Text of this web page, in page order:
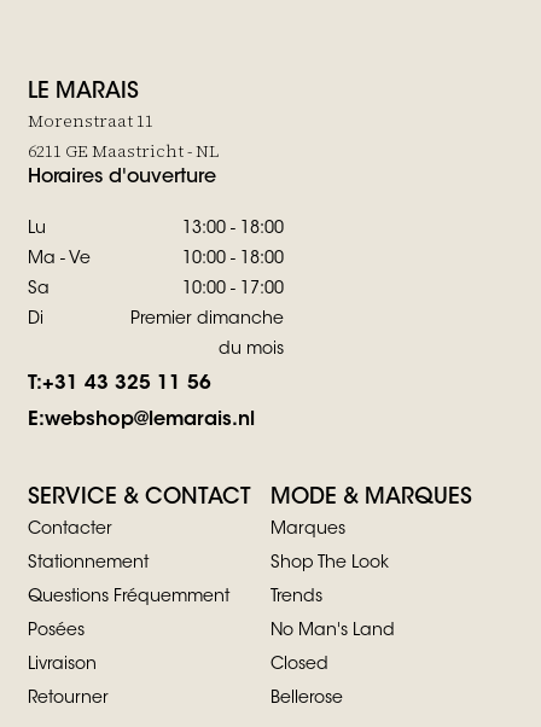
LE MARAIS
Morenstraat 11
6211 GE Maastricht - NL
Horaires d'ouverture
Lu
13:00 - 18:00
Ma - Ve
10:00 - 18:00
Sa
10:00 - 17:00
Di
Premier dimanche
du mois
T:+31 43 325 11 56
E:webshop@lemarais.nl
SERVICE & CONTACT
Contacter
Stationnement
Questions Fréquemment
Posées
Livraison
Retourner
MODE & MARQUES
Marques
Shop The Look
Trends
No Man's Land
Closed
Bellerose